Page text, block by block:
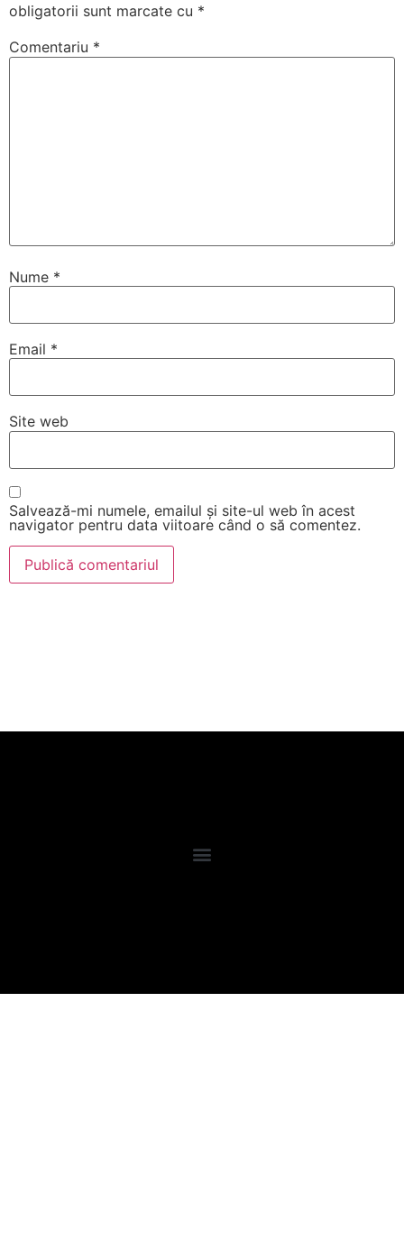
obligatorii sunt marcate cu *
Comentariu *
Nume *
Email *
Site web
Salvează-mi numele, emailul și site-ul web în acest
navigator pentru data viitoare când o să comentez.